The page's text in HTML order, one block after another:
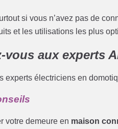
si vous n’avez pas de
et les utilisations les plus
aux experts
experts électriciens en
votre demeure en maison